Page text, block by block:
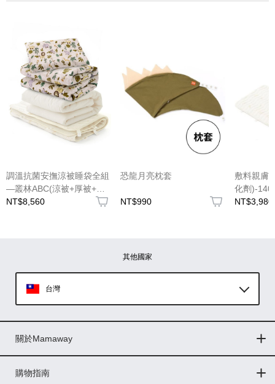
調溫抗菌安撫涼被睡袋全組
—叢林ABC(涼被+厚被+床
墊3件組)
NT$8,560
恐龍月亮枕套
NT$990
敷料親膚
化劑)-
NT$3,980
其他國家
台灣
印尼
關於Mamaway
門市據點
最新消息
品牌故事
人力招募
媒體花絮
隱私權聲明
CSR企業社會責任
購物指南